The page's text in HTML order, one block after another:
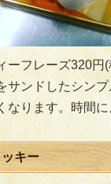
ーフレーズ320
サンドしたシン
なります。時間
キー